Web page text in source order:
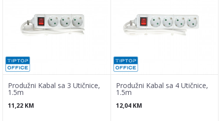
Produžni Kabal sa 3 Utičnice,
1.5m
11,22 KM
Produžni Kabal sa 4 Utičnice,
1.5m
12,04 KM